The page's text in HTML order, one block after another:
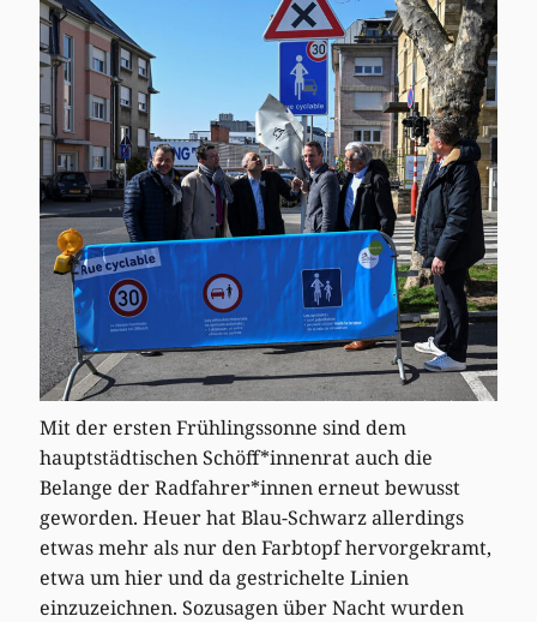
Mit der ersten Frühlingssonne sind dem
hauptstädtischen Schöff*innenrat auch die
Belange der Radfahrer*innen erneut bewusst
geworden. Heuer hat Blau-Schwarz allerdings
etwas mehr als nur den Farbtopf hervorgekramt,
etwa um hier und da gestrichelte Linien
einzuzeichnen. Sozusagen über Nacht wurden